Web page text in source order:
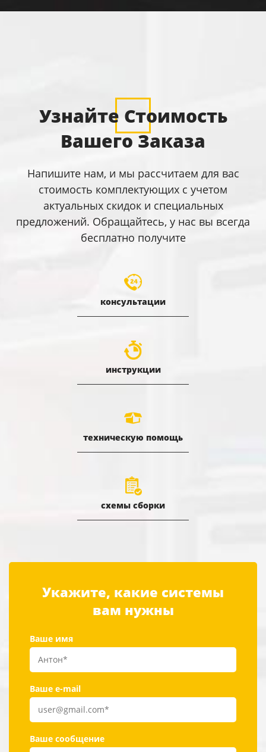
Узнайте Стоимость
Вашего Заказа
Напишите нам, и мы рассчитаем для вас
стоимость комплектующих с учетом
актуальных скидок и специальных
предложений. Обращайтесь, у нас вы всегда
бесплатно получите
консультации
инструкции
техническую помощь
схемы сборки
Укажите, какие системы
вам нужны
Ваше имя
Ваше e-mail
Ваше сообщение